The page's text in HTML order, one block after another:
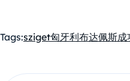
Tags:sziget匈牙利布达佩斯成